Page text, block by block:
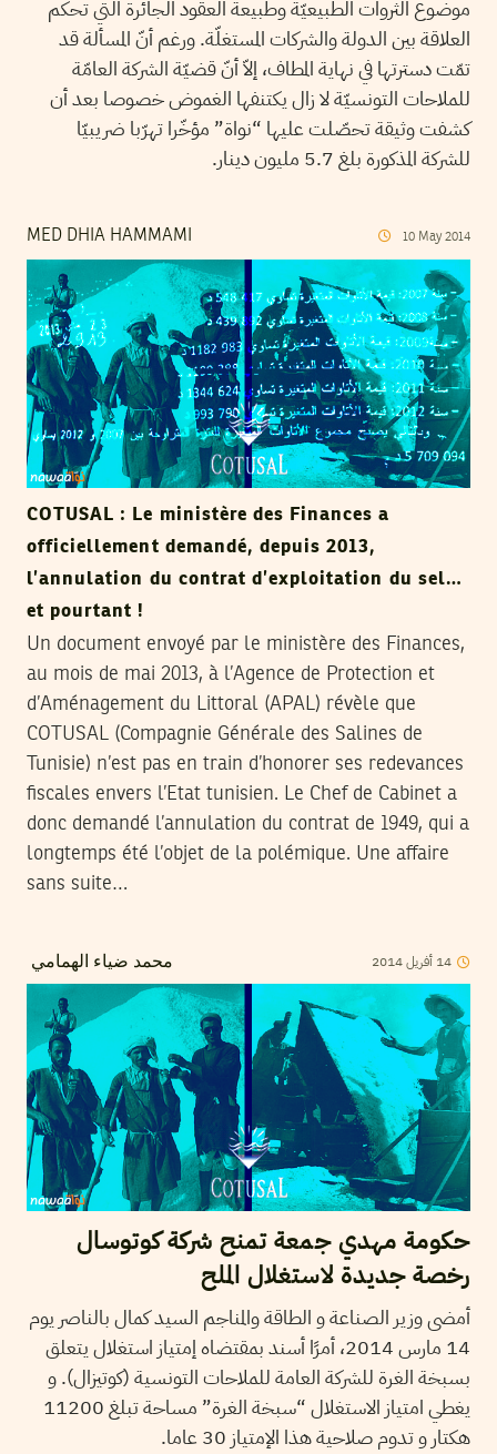
موضوع الثروات الطبيعيّة وطبيعة العقود الجائرة التي تحكم
العلاقة بين الدولة والشركات المستغلّة. ورغم أنّ المسألة قد
تمّت دسترتها في نهاية المطاف، إلاّ أنّ قضيّة الشركة العامّة
للملاحات التونسيّة لا زال يكتنفها الغموض خصوصا بعد أن
كشفت وثيقة تحصّلت عليها “نواة” مؤخّرا تهرّبا ضريبيّا
للشركة المذكورة بلغ 5.7 مليون دينار.
MED DHIA HAMMAMI 10 May 2014
COTUSAL : Le ministère des Finances a
officiellement demandé, depuis 2013,
l’annulation du contrat d’exploitation du sel…
et pourtant !
Un document envoyé par le ministère des Finances,
au mois de mai 2013, à l’Agence de Protection et
d’Aménagement du Littoral (APAL) révèle que
COTUSAL (Compagnie Générale des Salines de
Tunisie) n’est pas en train d’honorer ses redevances
fiscales envers l’Etat tunisien. Le Chef de Cabinet a
donc demandé l’annulation du contrat de 1949, qui a
longtemps été l’objet de la polémique. Une affaire
sans suite…
محمد ضياء الهمامي 14 أفريل2014
حكومة مهدي جمعة تمنح شركة كوتوسال
رخصة جديدة لاستغلال الملح
أمضى وزير الصناعة و الطاقة والمناجم السيد كمال بالناصر يوم
14 مارس 2014، أمرًا أسند بمقتضاه إمتياز استغلال يتعلق
بسبخة الغرة للشركة العامة للملاحات التونسية (كوتيزال). و
يغطي امتياز الاستغلال “سبخة الغرة” مساحة تبلغ 11200
هكتار و تدوم صلاحية هذا الإمتياز 30 عاما.